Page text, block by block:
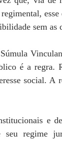
sem as
é a regra.
social.
e
seu regime